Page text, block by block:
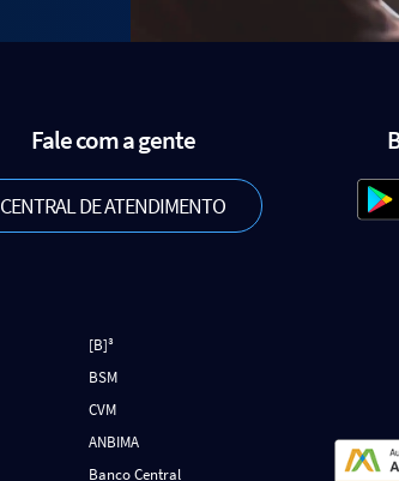
Fale com a gente
CENTRAL DE ATENDIMENTO
[B]³
BSM
CVM
ANBIMA
Banco Central